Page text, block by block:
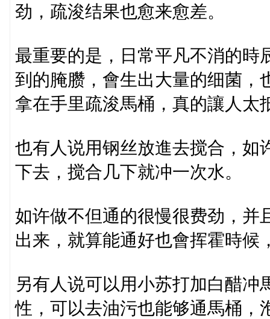
劲，疏浚结果也愈来愈差。
最重要的是，日常平凡不消的時
到的腌臜，會生出大量的细菌，
拿在手里疏浚馬桶，真的讓人太
也有人说用钢丝放進去搅合，如
下去，搅合几下就冲一次水。
如许做不但通的很慢很费劲，并
出来，就算能通好也會挥霍時候
另有人说可以用小苏打加白醋
性，可以去油污也能够通馬桶，